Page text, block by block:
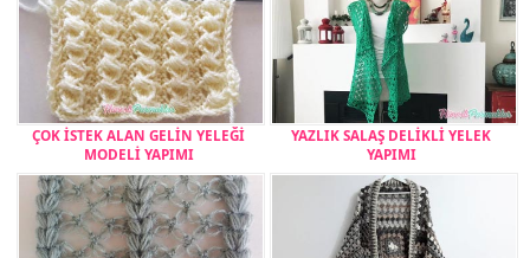
ÇOK İSTEK ALAN GELİN YELEĞİ
MODELİ YAPIMI
YAZLIK SALAŞ DELİKLİ YELEK
YAPIMI